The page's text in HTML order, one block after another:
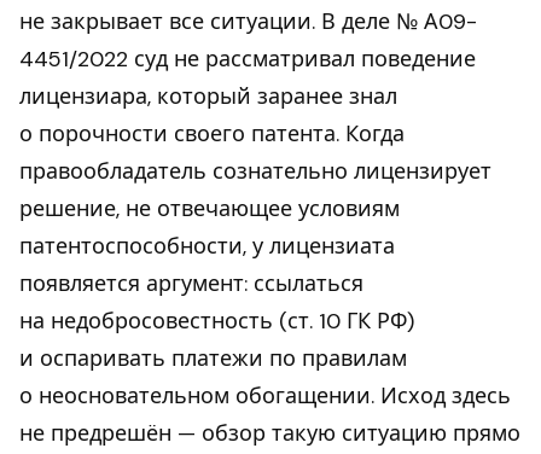
не закрывает все ситуации. В деле № А09-
4451/2022 суд не рассматривал поведение
лицензиара, который заранее знал
о порочности своего патента. Когда
правообладатель сознательно лицензирует
решение, не отвечающее условиям
патентоспособности, у лицензиата
появляется аргумент: ссылаться
на недобросовестность (ст. 10 ГК РФ)
и оспаривать платежи по правилам
о неосновательном обогащении. Исход здесь
не предрешён — обзор такую ситуацию прямо